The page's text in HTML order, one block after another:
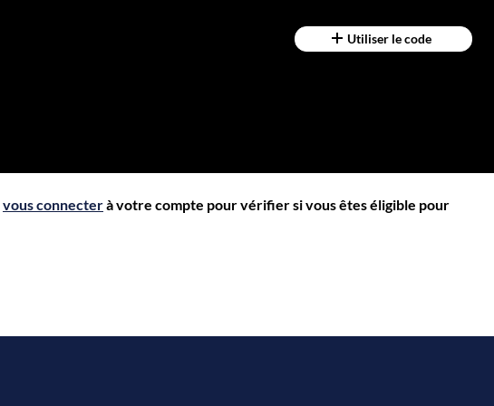
Utiliser le code
vous connecterà votre compte pour vérifier si vous êtes éligible pour